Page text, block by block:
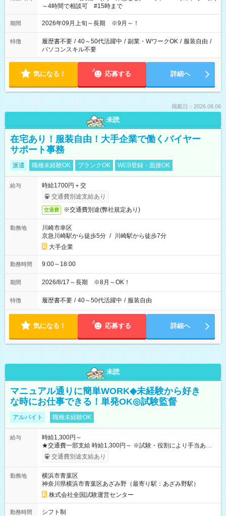
～4時間で相談可 #15時まで
期間 2026年09月上旬～長期 ※9月～！
特徴 履歴書不要 / 40～50代活躍中 / 副業・WワークOK / 服装自由 /
パソコンスキル不要
気になる！ 応募する 詳細へ
掲載日：2026.08.06
未読
在宅あり！服装自由！大手企業で働くバイヤー
サポート事務
派遣 職種未経験OK ブランクOK WEB登録・面接OK
給与
時給1700円＋交
交通費別途支給あり
交通費 ※交通費別途(弊社規定あり)
勤務地
川崎市幸区
京急川崎駅から徒歩5分 / 川崎駅から徒歩7分
大手企業
勤務時間 9:00～18:00
期間 2026/8/17～長期 ※8月～OK！
特徴 履歴書不要 / 40～50代活躍中 / 服装自由
気になる！ 応募する 詳細へ
未読
マニュアル通りに簡単WORK◆未経験から好き
な時にお仕事できる！単発OK◎試験監督
アルバイト 職種未経験OK
給与
時給1,300円～
★交通費一部支給 時給1,300円～ ※試験・役割により手当あり
※勤務回数により昇給あり 【即給（前払い）オプションあ
り！】 希望される場合、勤務から1週間ほどで給与の一部を受け
例】 ・河合塾模擬試験 8:30～17:30（休憩1時間） 時給1,300円
×8時間＝日収10,400円＋交通費 ※当日の役割により時給＋100
円の場合あり ・国家試験 7:00～13:30（休憩なし） 時給1,300
円（役割手当＋100円）×6時間＝日収8,400円＋交通費 【試用期
間】試用期間なし
交通費別途支給あり
勤務地
横浜市青葉区
神奈川県横浜市青葉区あざみ野（最寄り駅：あざみ野駅）
株式会社全国試験運営センター
勤務時間
シフト制